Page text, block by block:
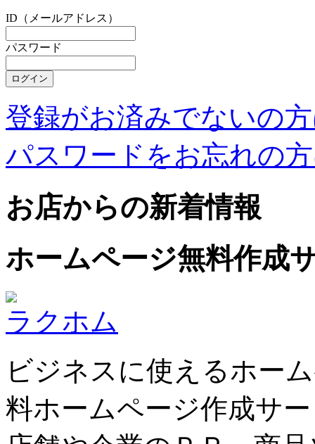
ID（メールアドレス）
パスワード
登録がお済みでないの
パスワードをお忘れの
お店からの新着情報
ホームページ無料作成
ラクホム
ビジネスに使えるホー
料ホームページ作成サ